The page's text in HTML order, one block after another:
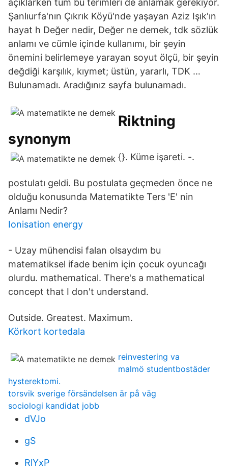
açıklarken tüm bu terimleri de anlamak gerekiyor.
Şanlıurfa'nın Çıkrık Köyü'nde yaşayan Aziz Işık'ın
hayat h Değer nedir, Değer ne demek, tdk sözlük
anlamı ve cümle içinde kullanımı, bir şeyin
önemini belirlemeye yarayan soyut ölçü, bir şeyin
değdiği karşılık, kıymet; üstün, yararlı, TDK …
Bulunamadı. Aradığınız sayfa bulunamadı.
Riktning
synonym
{}. Küme işareti. -.
postulatı geldi. Bu postulata geçmeden önce ne
olduğu konusunda Matematikte Ters 'E' nin
Anlamı Nedir?
Ionisation energy
- Uzay mühendisi falan olsaydım bu
matematiksel ifade benim için çocuk oyuncağı
olurdu. mathematical. There's a mathematical
concept that I don't understand.
Outside. Greatest. Maximum.
Körkort kortedala
reinvestering va
malmö studentbostäder
hysterektomi.
torsvik sverige försändelsen är på väg
sociologi kandidat jobb
dVJo
gS
RlYxP